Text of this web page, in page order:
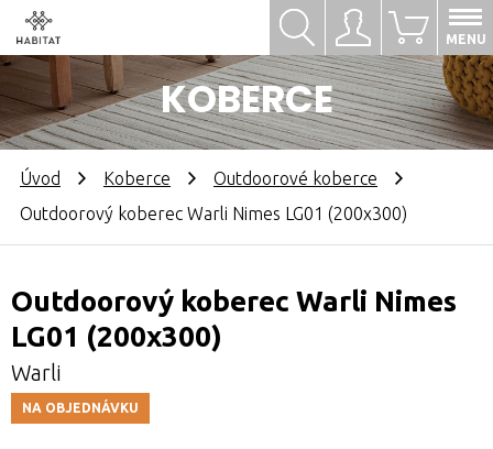
Přihlásit se
KOBERCE
0
MENU
Hledat
Úvod Koberce
Outdoorové koberce
Outdoorový koberec Warli Nimes LG01 (200x300)
Outdoorový koberec Warli Nimes
LG01 (200x300)
Warli
NA OBJEDNÁVKU